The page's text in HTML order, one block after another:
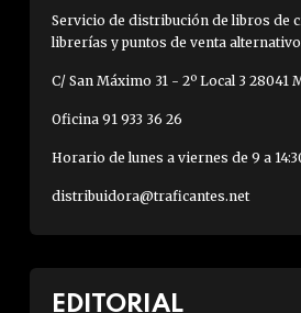
Servicio de distribución de libros de
librerías y puntos de venta
C/ San Máximo 31 - 2º Local 3 28041
Oficina 91 933 36 26
Horario de lunes a viernes de 9 a
distribuidora@traficantes.net
EDITORIAL